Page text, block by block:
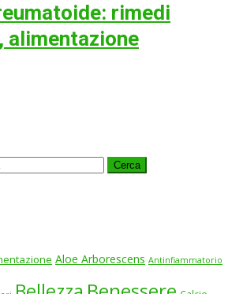
rimedi
alimentazione
Aloe Arborescens Antinfiammatorio